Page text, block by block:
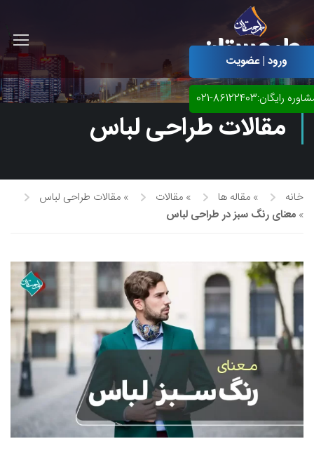
آموزش مجازی طراحی لباس
آموزش مجازی گرافیک
آموزش مجازی طراحی داخلی
نقاشی پاستل
نقاشی رنگ روغن
نقاشی آبرنگ
نقاشی کودک و نوجوان
طراحی سیاه قلم
خوشنویسی نستعلیق
خوشنویسی با خودکار
خط نقاشی
ورود | عضویت
رایگان:86122403-021
مقالات طراحی لباس
خانه » مقاله ها » مقالات » مقالات طراحی لباس
» معنای رنگ سبز در طراحی لباس